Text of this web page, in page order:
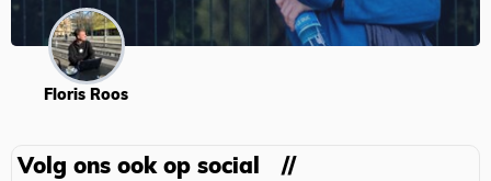
Floris Roos
Volg ons ook op social